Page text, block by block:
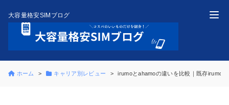
大容量格安SIMブログ
ホーム キャリア別レビュー irumoとahamoの違いを比較｜既存irumo